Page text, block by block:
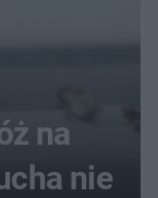
na
nie